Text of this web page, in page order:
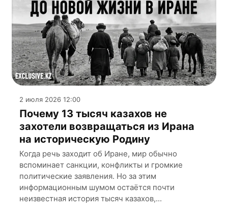
2 июля 2026 12:00
Почему 13 тысяч казахов не
захотели возвращаться из Ирана
на историческую Родину
Когда речь заходит об Иране, мир обычно
вспоминает санкции, конфликты и громкие
политические заявления. Но за этим
информационным шумом остаётся почти
неизвестная история тысяч казахов,...